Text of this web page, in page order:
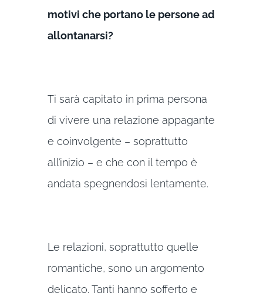
motivi che portano le persone ad
allontanarsi?
Ti sarà capitato in prima persona
di vivere una relazione appagante
e coinvolgente – soprattutto
all’inizio – e che con il tempo è
andata spegnendosi lentamente.
Le relazioni, soprattutto quelle
romantiche, sono un argomento
delicato. Tanti hanno sofferto e